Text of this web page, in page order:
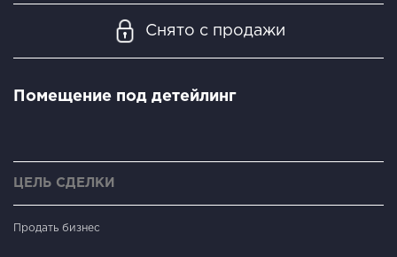
Снято с продажи
Помещение под детейлинг
ЦЕЛЬ СДЕЛКИ
Продать бизнес